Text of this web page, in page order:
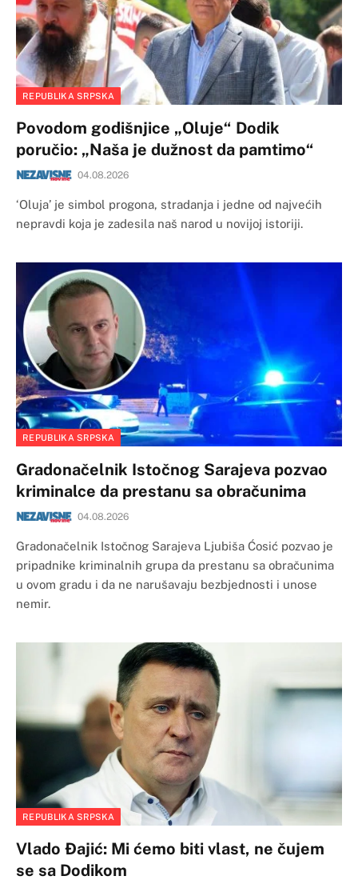
REPUBLIKA SRPSKA
Povodom godišnjice „Oluje“ Dodik
poručio: „Naša je dužnost da pamtimo“
04.08.2026
‘Oluja’ je simbol progona, stradanja i jedne od najvećih
nepravdi koja je zadesila naš narod u novijoj istoriji.
REPUBLIKA SRPSKA
Gradonačelnik Istočnog Sarajeva pozvao
kriminalce da prestanu sa obračunima
04.08.2026
Gradonačelnik Istočnog Sarajeva Ljubiša Ćosić pozvao je
pripadnike kriminalnih grupa da prestanu sa obračunima
u ovom gradu i da ne narušavaju bezbjednosti i unose
nemir.
REPUBLIKA SRPSKA
Vlado Đajić: Mi ćemo biti vlast, ne čujem
se sa Dodikom